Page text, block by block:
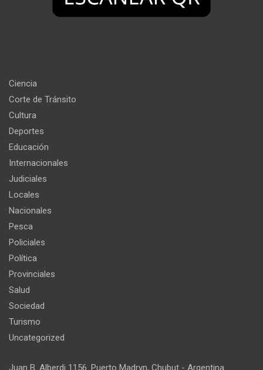
Ciencia
Corte de Tránsito
Cultura
Deportes
Educación
Internacionales
Judiciales
Locales
Nacionales
Pesca
Policiales
Política
Provinciales
Salud
Sociedad
Turismo
Uncategorized
Juan B. Alberdi 1156. Puerto Madryn, Chubut - Argentina